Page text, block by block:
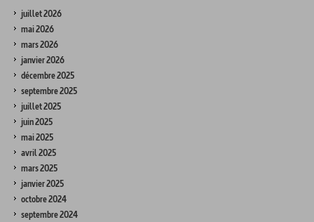
juillet 2026
mai 2026
mars 2026
janvier 2026
décembre 2025
septembre 2025
juillet 2025
juin 2025
mai 2025
avril 2025
mars 2025
janvier 2025
octobre 2024
septembre 2024